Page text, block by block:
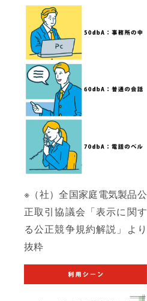
※（社）全国家庭電気製品公
正取引協議会「表示に関す
る公正競争規約解説」より
抜粋